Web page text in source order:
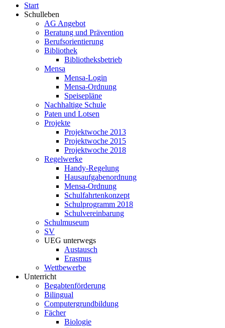
Start
Schulleben
AG Angebot
Beratung und Prävention
Berufsorientierung
Bibliothek
Bibliotheksbetrieb
Mensa
Mensa-Login
Mensa-Ordnung
Speisepläne
Nachhaltige Schule
Paten und Lotsen
Projekte
Projektwoche 2013
Projektwoche 2015
Projektwoche 2018
Regelwerke
Handy-Regelung
Hausaufgabenordnung
Mensa-Ordnung
Schulfahrtenkonzept
Schulprogramm 2018
Schulvereinbarung
Schulmuseum
SV
UEG unterwegs
Austausch
Erasmus
Wettbewerbe
Unterricht
Begabtenförderung
Bilingual
Computergrundbildung
Fächer
Biologie